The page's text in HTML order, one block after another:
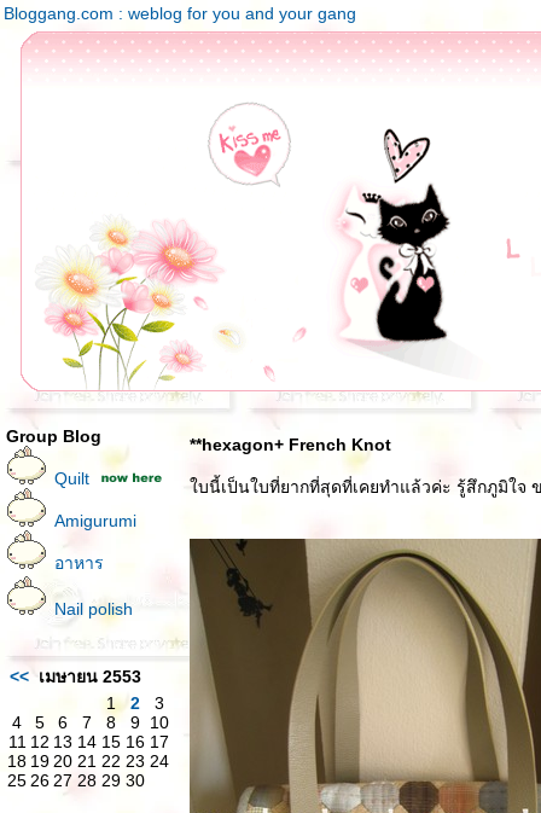
Bloggang.com : weblog for you and your gang
Group Blog
Quilt
Amigurumi
อาหาร
Nail polish
<< เมษายน 2553
1
2
3
4
5 6 7 8 9 10
11 12 13 14 15 16 17
18 19 20 21 22 23 24
25 26 27 28 29 30
**hexagon+ French Knot
บนี้เป็นใบที่ยากที่สุดที่เคยทำแล้วค่ะ รู้สึกภูมิใจ